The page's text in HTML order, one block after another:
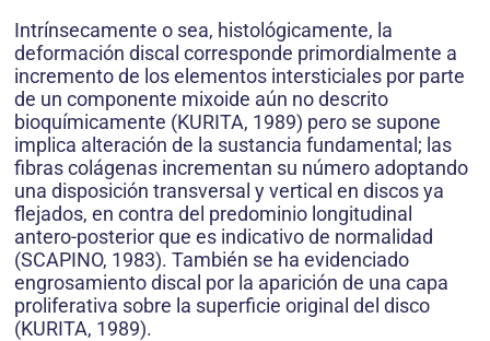
Intrínsecamente o sea, histológicamente, la
deformación discal corresponde primordialmente a
incremento de los elementos intersticiales por parte
de un componente mixoide aún no descrito
bioquímicamente (KURITA, 1989) pero se supone
implica alteración de la sustancia fundamental; las
fibras colágenas incrementan su número adoptando
una disposición transversal y vertical en discos ya
flejados, en contra del predominio longitudinal
antero-posterior que es indicativo de normalidad
(SCAPINO, 1983). También se ha evidenciado
engrosamiento discal por la aparición de una capa
proliferativa sobre la superficie original del disco
(KURITA, 1989).